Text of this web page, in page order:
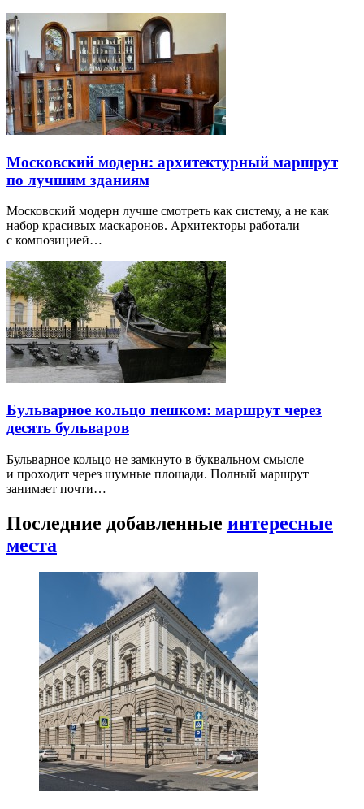
Московский модерн: архитектурный маршрут
по лучшим зданиям
Московский модерн лучше смотреть как систему, а не как
набор красивых маскаронов. Архитекторы работали
с композицией…
Бульварное кольцо пешком: маршрут через
десять бульваров
Бульварное кольцо не замкнуто в буквальном смысле
и проходит через шумные площади. Полный маршрут
занимает почти…
Последние добавленные интересные
места